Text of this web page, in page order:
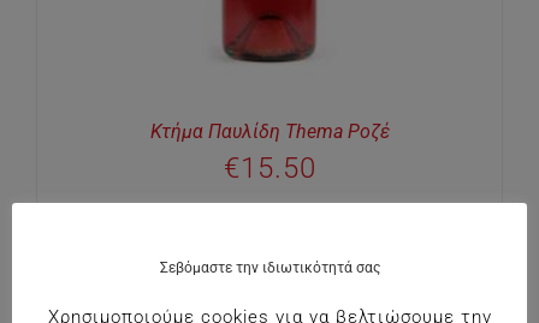
Κτήμα Παυλίδη Thema Ροζέ
€15.50
Σεβόμαστε την ιδιωτικότητά σας
Χρησιμοποιούμε cookies για να βελτιώσουμε την